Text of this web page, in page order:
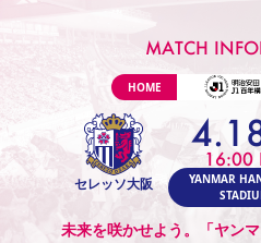
MATCH
試合当日はイベント
MATCH
HOME
セレッソ大阪
16:00
YANMAR
未来を咲かせよう。「ヤン